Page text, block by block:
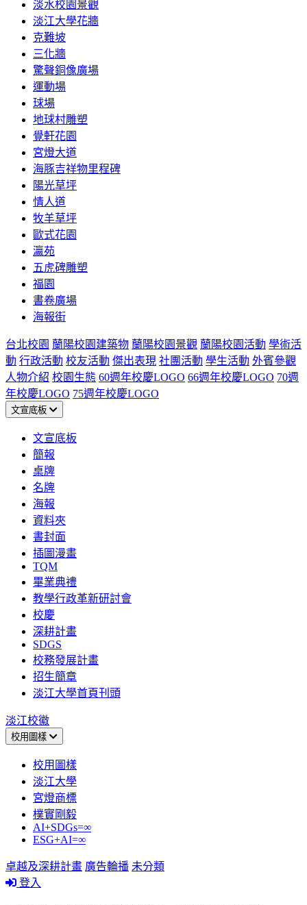
淡水校園景觀
淡江大學花牆
克難坡
三化牆
驚聲銅像廣場
運動場
球場
地球村雕塑
覺軒花園
宮燈大道
海豚吉祥物里程碑
陽光草坪
情人道
牧羊草坪
歐式花園
瀛苑
五虎碑雕塑
福園
書卷廣場
海報街
台北校園 蘭陽校園建築物 蘭陽校園景觀 蘭陽校園活動 學術活
動 行政活動 校友活動 傑出表現 社團活動 學生活動 外賓參觀
人物介紹 校園生態 60週年校慶LOGO 66週年校慶LOGO 70週
年校慶LOGO 75週年校慶LOGO
文宣底板
文宣底板
簡報
桌牌
名牌
海報
資料夾
書封面
插圖漫畫
TQM
畢業典禮
教學行政革新研討會
校慶
深耕計畫
SDGS
校務發展計畫
招生簡章
淡江大學首頁刊頭
淡江校徽
校用圖樣
校用圖樣
淡江大學
宮燈商標
樸實剛毅
AI+SDGs=∞
ESG+AI=∞
卓越及深耕計畫 廣告輪播 未分類
登入